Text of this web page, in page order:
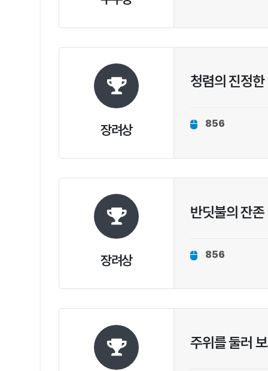
장려상
청렴의 진정한
856
장려상
반딧불의 잔존
856
주위를 둘러